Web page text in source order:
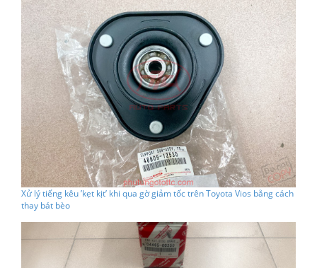
Xử lý tiếng kêu ’kẹt kịt’ khi qua gờ giảm tốc trên Toyota Vios bằng cách
thay bát bèo